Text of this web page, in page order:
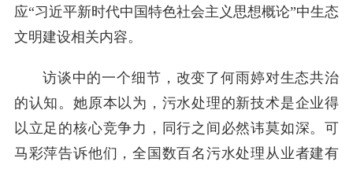
应“习近平新时代中国特色社会主义思想概论”中生态
文明建设相关内容。
访谈中的一个细节，改变了何雨婷对生态共治
的认知。她原本以为，污水处理的新技术是企业得
以立足的核心竞争力，同行之间必然讳莫如深。可
马彩萍告诉他们，全国数百名污水处理从业者建有